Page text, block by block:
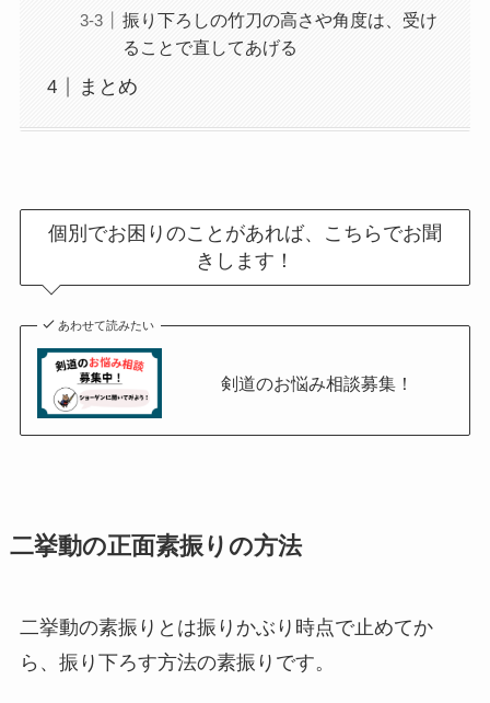
振り下ろしの竹刀の高さや角度は、受け
ることで直してあげる
まとめ
個別でお困りのことがあれば、こちらでお聞
きします！
あわせて読みたい
剣道のお悩み相談募集！
二挙動の正面素振りの方法
二挙動の素振りとは振りかぶり時点で止めてか
ら、振り下ろす方法の素振りです。